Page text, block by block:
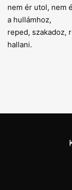
nem ér utol, nem
a hullámhoz,
reped, szakadoz,
hallani.